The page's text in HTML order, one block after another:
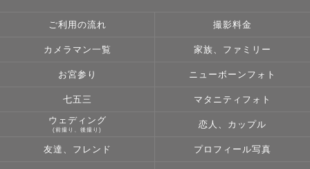
その他の地域も対応可能な場合がございます。
お気軽に公式LINEアカウントよりお問い合わせください
※ 往復の交通費が3,000円以上の場合、交通費のご相談を
ご利用の流れ 撮影料金
カメラマン一覧 家族、ファミリー
お宮参り ニューボーンフォト
七五三 マタニティフォト
ウェディング
(前撮り、後撮り)
恋人、カップル
友達、フレンド プロフィール写真